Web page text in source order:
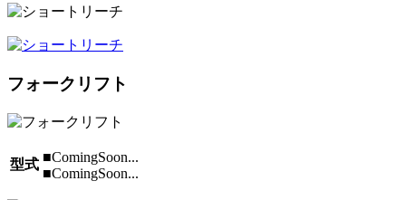
フォークリフト
型式 ■ComingSoon...
■ComingSoon...